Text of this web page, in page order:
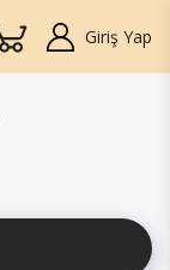
Giriş Yap